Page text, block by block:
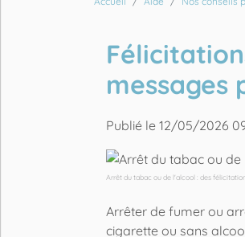
messages
Publié le 12/05/2026
Arrêt du tabac ou de l'alcool : des
Arrêter de fumer ou
cigarette ou sans